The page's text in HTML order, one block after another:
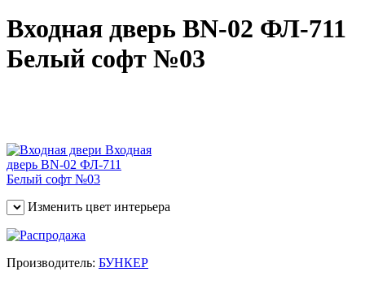
Входная дверь BN-02 ФЛ-711
Белый софт №03
Изменить цвет интерьера
Производитель: БУНКЕР